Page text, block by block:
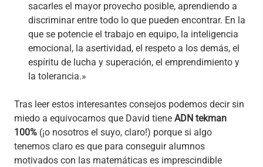
sacarles el mayor provecho posible, aprendiendo a
discriminar entre todo lo que pueden encontrar. En la
que se potencie el trabajo en equipo, la inteligencia
emocional, la asertividad, el respeto a los demás, el
espíritu de lucha y superación, el emprendimiento y
la tolerancia.»
Tras leer estos interesantes consejos podemos decir sin
miedo a equivocarnos que David tiene ADN tekman
100% (¡o nosotros el suyo, claro!) porque si algo
tenemos claro es que para conseguir alumnos
motivados con las matemáticas es imprescindible